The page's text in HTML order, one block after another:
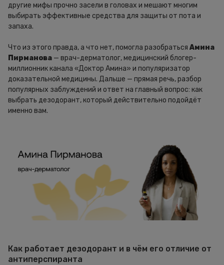
другие мифы прочно засели в головах и мешают многим
выбирать эффективные средства для защиты от пота и
запаха.
Что из этого правда, а что нет, помогла разобраться Амина
Пирманова — врач-дерматолог, медицинский блогер-
миллионник канала «Доктор Амина» и популяризатор
доказательной медицины. Дальше — прямая речь, разбор
популярных заблуждений и ответ на главный вопрос: как
выбрать дезодорант, который действительно подойдёт
именно вам.
Как работает дезодорант и в чём его отличие от
антиперспиранта